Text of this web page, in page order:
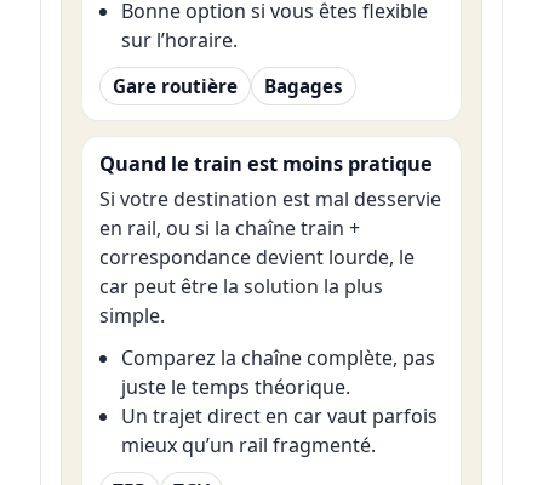
Bonne option si vous êtes flexible
sur l’horaire.
Gare routière Bagages
Quand le train est moins pratique
Si votre destination est mal desservie
en rail, ou si la chaîne train +
correspondance devient lourde, le
car peut être la solution la plus
simple.
Comparez la chaîne complète, pas
juste le temps théorique.
Un trajet direct en car vaut parfois
mieux qu’un rail fragmenté.